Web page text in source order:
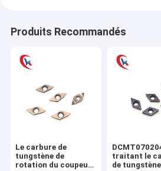
Produits Recommandés
Le carbure de
tungstène de
rotation du coupeur
traitant le
de